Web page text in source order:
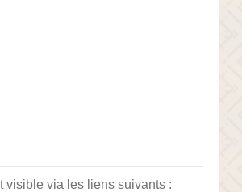
visible via les liens suivants :